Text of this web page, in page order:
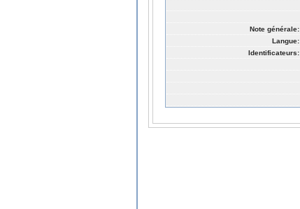
Note générale:
Langue:
Identificateurs: